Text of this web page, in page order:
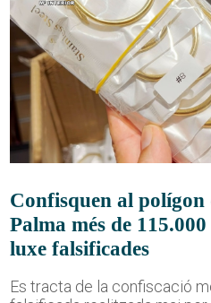
Confisquen al polígon
Palma més de
luxe falsificades
Es tracta de la confiscació